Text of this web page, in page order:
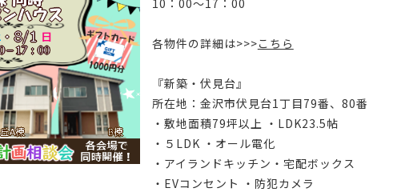
10：00～17：00
各物件の詳細は>>>こちら
『新築・伏見台』
所在地：金沢市伏見台1丁目79番、80番
・敷地面積79坪以上 ・LDK23.5帖
・５LDK ・オール電化
・アイランドキッチン・宅配ボックス
・EVコンセント ・防犯カメラ